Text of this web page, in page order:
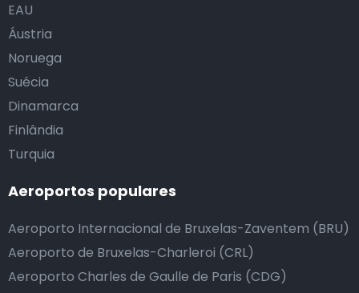
EAU
Áustria
Noruega
Suécia
Dinamarca
Finlândia
Turquia
Aeroportos populares
Aeroporto Internacional de Bruxelas-Zaventem (BRU)
Aeroporto de Bruxelas-Charleroi (CRL)
Aeroporto Charles de Gaulle de Paris (CDG)